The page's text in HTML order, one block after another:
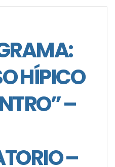
HÍPICO
–
–